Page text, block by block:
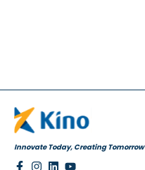
Innovate Today, Creating Tomorrow